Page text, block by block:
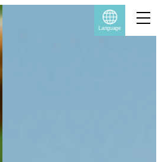
Language